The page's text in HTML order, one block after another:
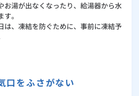
お湯が出なくなったり、給湯器から水
。
は、凍結を防ぐために、事前に凍結予
をふさがない